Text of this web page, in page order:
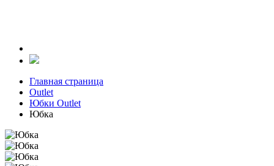
Главная страница
Outlet
Юбки Outlet
Юбка